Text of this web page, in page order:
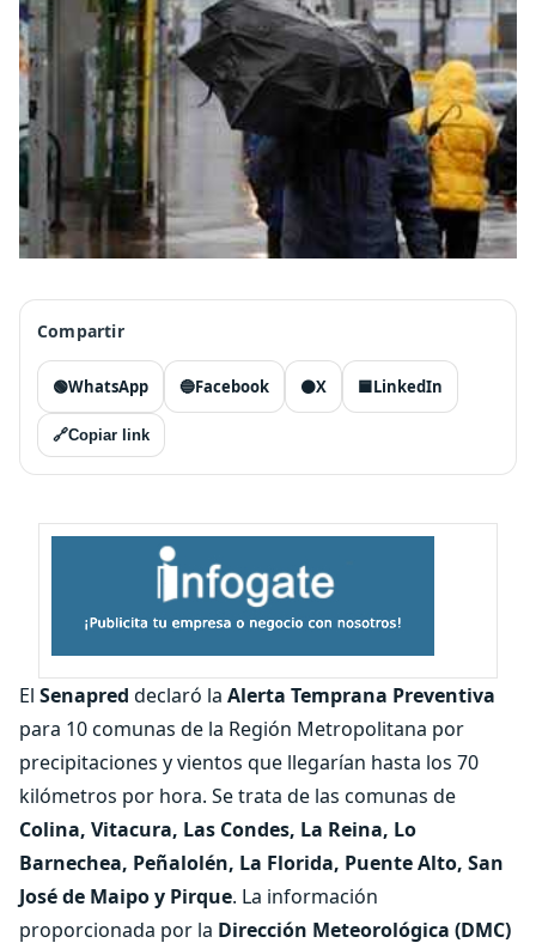
Compartir
🟢WhatsApp 🔵Facebook ⚫X 🟦LinkedIn
🔗Copiar link
El Senapred declaró la Alerta Temprana Preventiva
para 10 comunas de la Región Metropolitana por
precipitaciones y vientos que llegarían hasta los 70
kilómetros por hora. Se trata de las comunas de
Colina, Vitacura, Las Condes, La Reina, Lo
Barnechea, Peñalolén, La Florida, Puente Alto, San
José de Maipo y Pirque. La información
proporcionada por la Dirección Meteorológica (DMC)